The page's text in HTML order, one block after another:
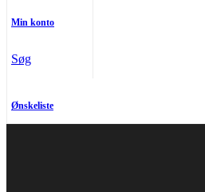
Min konto
Søg
Ønskeliste